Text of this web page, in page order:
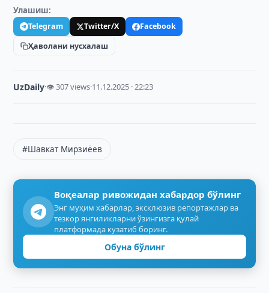
Улашиш:
Telegram Twitter/X
Facebook
Ҳаволани нусхалаш
UzDaily·👁 307 views·11.12.2025 · 22:23
#Шавкат Мирзиёев
Воқеалар ривожидан хабардор бўлинг
Энг муҳим хабарлар, эксклюзив репортажлар ва
тезкор янгиликларни ўзингизга қулай
платформада кузатиб боринг.
Обуна бўлинг